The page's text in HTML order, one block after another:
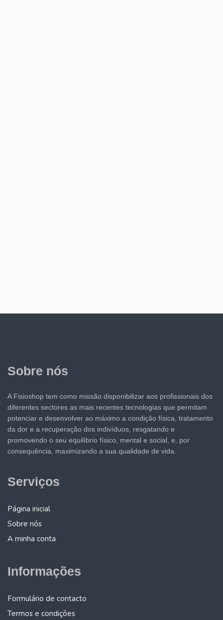
Sobre nós
A Fisioshop tem como missão disponibilizar aos profissionais dos
diferentes sectores as mais recentes tecnologias que permitam
potenciar e desenvolver ao máximo a condição física, tratamento
da dor e a recuperação dos indivíduos, resgatando e
promovendo o seu equilíbrio físico, mental e social, e, por
consequência, maximizando a sua qualidade de vida.
Serviços
Página inicial
Sobre nós
A minha conta
Informações
Formulário de contacto
Termos e condições